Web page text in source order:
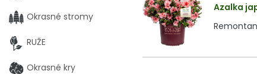
Azalka
Okrasné stromy
RUŽE
Okrasné kry